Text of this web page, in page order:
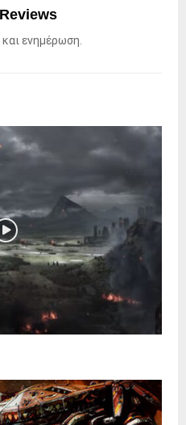
ενημέρωση.